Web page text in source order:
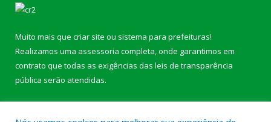
Muito mais que criar site ou sistema para prefeituras!
Realizamos uma assessoria completa, onde garantimos em
contrato que todas as exigências das leis de transparência
pública serão atendidas.